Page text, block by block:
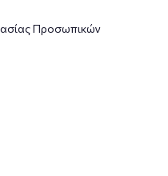
Προσωπικών